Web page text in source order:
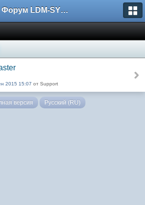
Форум LDM-SYSTEMS
2015 15:07 от Support
версия Русский (RU)